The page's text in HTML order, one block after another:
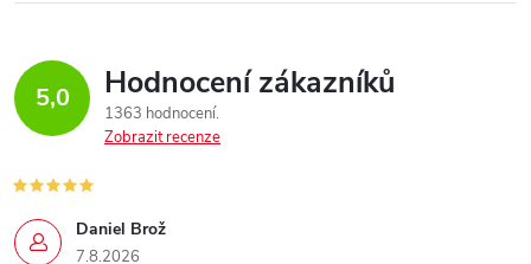
5,0 Hodnocení zákazníků
1363 hodnocení
Zobrazit recenze
Daniel Brož
7.8.2026